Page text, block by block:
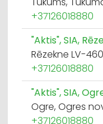
+37126018880
"Aktis", SIA,
Rēzekne LV-
+37126018880
"Aktis", SIA,
Ogre, Ogres
+37126018880